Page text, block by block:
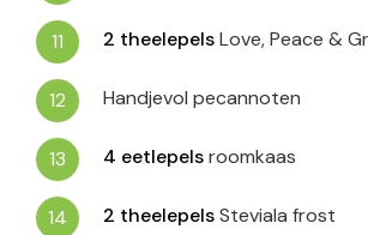
2 theelepelsLove, Peace &
Handjevol pecannoten
4 eetlepelsroomkaas
2 theelepelsSteviala frost